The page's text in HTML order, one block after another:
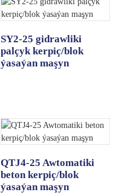
SY2-25 gidrawliki
palçyk kerpiç/blok
ýasaýan maşyn
QTJ4-25 Awtomatiki
beton kerpiç/blok
ýasaýan maşyn